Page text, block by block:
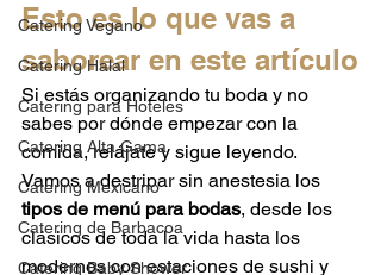
Catering Vegano
Catering Halal
Catering para Hoteles
Catering Alta Gama
Catering Mexicano
Catering de Barbacoa
Catering Baby Shower
Esto es lo que vas a
saborear en este artículo
Si estás organizando tu boda y no
sabes por dónde empezar con la
comida, relájate y sigue leyendo.
Vamos a destripar sin anestesia los
tipos de menú para bodas, desde los
clásicos de toda la vida hasta los
modernos con estaciones de sushi y